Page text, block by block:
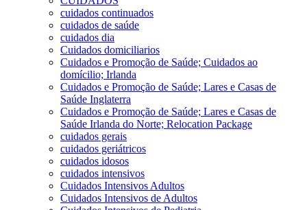
cuidados continuados
cuidados de saúde
cuidados dia
Cuidados domiciliarios
Cuidados e Promoção de Saúde; Cuidados ao
domícilio; Irlanda
Cuidados e Promoção de Saúde; Lares e Casas de
Saúde Inglaterra
Cuidados e Promoção de Saúde; Lares e Casas de
Saúde Irlanda do Norte; Relocation Package
cuidados gerais
cuidados geriátricos
cuidados idosos
cuidados intensivos
Cuidados Intensivos Adultos
Cuidados Intensivos de Adultos